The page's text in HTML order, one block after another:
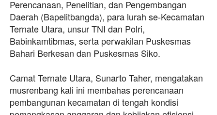
Perencanaan, Penelitian, dan Pengembangan
Daerah (Bapelitbangda), para lurah se-Kecamatan
Ternate Utara, unsur TNI dan Polri,
Babinkamtibmas, serta perwakilan Puskesmas
Bahari Berkesan dan Puskesmas Siko.
Camat Ternate Utara, Sunarto Taher, mengatakan
musrenbang kali ini membahas perencanaan
pembangunan kecamatan di tengah kondisi